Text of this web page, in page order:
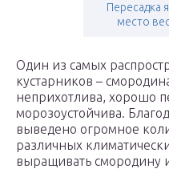
Пересадка
место
Один из самых
кустарников –
неприхотлива, хорошо
морозоустойчива.
выведено огромное
различных
выращивать смородину